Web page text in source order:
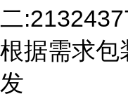
二
根据需求包
发